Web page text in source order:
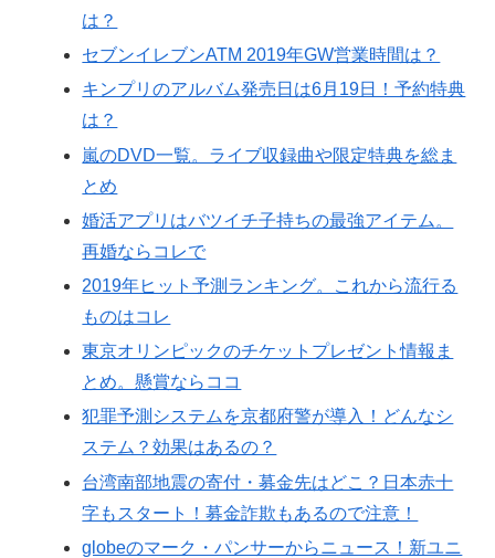
は？
セブンイレブンATM 2019年GW営業時間は？
キンプリのアルバム発売日は6月19日！予約特典
は？
嵐のDVD一覧。ライブ収録曲や限定特典を総ま
とめ
婚活アプリはバツイチ子持ちの最強アイテム。
再婚ならコレで
2019年ヒット予測ランキング。これから流行る
ものはコレ
東京オリンピックのチケットプレゼント情報ま
とめ。懸賞ならココ
犯罪予測システムを京都府警が導入！どんなシ
ステム？効果はあるの？
台湾南部地震の寄付・募金先はどこ？日本赤十
字もスタート！募金詐欺もあるので注意！
globeのマーク・パンサーからニュース！新ユニ